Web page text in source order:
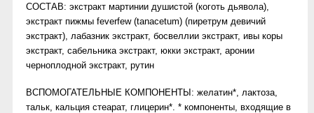
СОСТАВ: экстракт мартинии душистой (коготь дьявола),
экстракт пижмы feverfew (tanacetum) (пиретрум девичий
экстракт), лабазник экстракт, босвеллии экстракт, ивы коры
экстракт, сабельника экстракт, юкки экстракт, аронии
черноплодной экстракт, рутин
ВСПОМОГАТЕЛЬНЫЕ КОМПОНЕНТЫ: желатин*, лактоза,
тальк, кальция стеарат, глицерин*. * компоненты, входящие в